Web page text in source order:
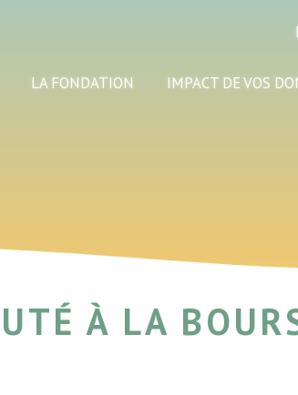
LA FONDATION IMPACT DE VOS
À LA